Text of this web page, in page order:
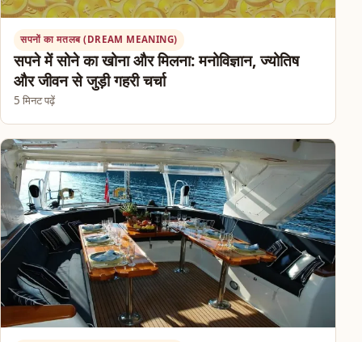
सपनों का मतलब (DREAM MEANING)
सपने में सोने का खोना और मिलना: मनोविज्ञान, ज्योतिष
और जीवन से जुड़ी गहरी चर्चा
5 मिनट पढ़ें